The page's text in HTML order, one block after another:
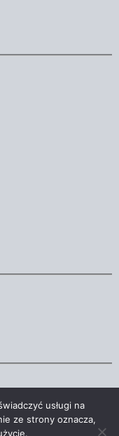
usługi na
ze strony oznacza,